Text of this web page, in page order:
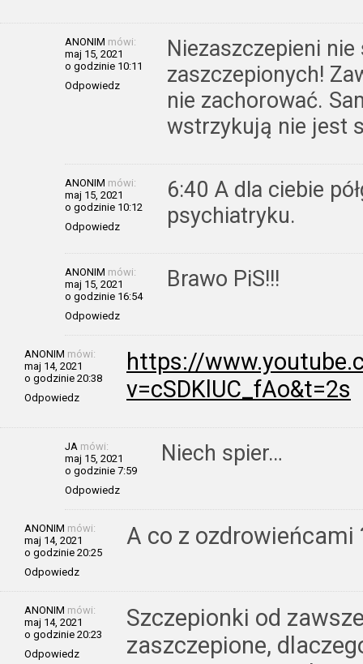
ANONIM mówi:
maj 15, 2021
o godzinie 10:11
Odpowiedz
Niezaszczepieni
zaszczepionych!
nie zachorować.
wstrzykują nie jest
ANONIM mówi:
maj 15, 2021
o godzinie 10:12
Odpowiedz
6:40 A dla ciebie
psychiatryku.
ANONIM mówi:
maj 15, 2021
o godzinie 16:54
Odpowiedz
Brawo PiS!!!
ANONIM mówi:
maj 14, 2021
o godzinie 20:38
Odpowiedz
https://
v=cSDKlUC_fAo&t=2s
JA mówi:
maj 15, 2021
o godzinie 7:59
Odpowiedz
Niech spier…
ANONIM mówi:
maj 14, 2021
o godzinie 20:25
Odpowiedz
A co z ozdrowieńcami
ANONIM mówi:
maj 14, 2021
o godzinie 20:23
Odpowiedz
Szczepionki od
zaszczepione,